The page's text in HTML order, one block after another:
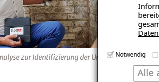
Notwendig
Alle
zur Identifizierung der Ursache.